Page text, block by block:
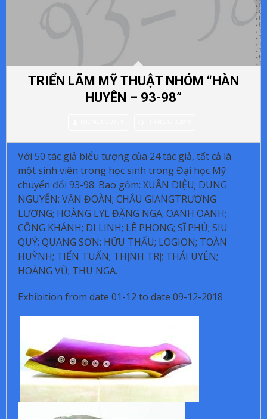
TRIỂN LÃM MỸ THUẬT NHÓM “HÀN
HUYÊN – 93-98”
Với 50 tác giả biểu tượng của 24 tác giả, tất cả là
một sinh viên trong học sinh trong Đại học Mỹ
chuyển đổi 93-98. Bao gồm: XUÂN DIỆU; DUNG
NGUYỄN; VĂN ĐOÀN; CHÂU GIANGTRƯƠNG
LƯƠNG; HOÀNG LYL ĐẶNG NGA; OANH OANH;
CÔNG KHÁNH; DI LINH; LÊ PHONG; SĨ PHÚ; SIU
QUÝ; QUANG SƠN; HỮU THẤU; LOGION; TOÀN
HUỲNH; TIẾN TUẤN; THỊNH TRỊ; THÁI UYÊN;
HOÀNG VŨ; THU NGA.
Exhibition from date 01-12 to date 09-12-2018